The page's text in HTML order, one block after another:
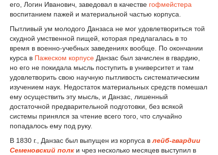
его, Логин Иванович, заведовал в качестве гофмейстера
воспитанием пажей и материальной частью корпуса.
Пытливый ум молодого Данзаса не мог удовлетвориться той
скудной умственной пищей, которая предлагалась в то
время в военно-учебных заведениях вообще. По окончании
курса в Пажеском корпусе Данзас был зачислен в гвардию,
но его не покидала мысль поступить в университет и там
удовлетворить свою научную пытливость систематическим
изучением наук. Недостаток материальных средств помешал
ему осуществить эту мысль, и Данзас, лишенный
достаточной предварительной подготовки, без всякой
системы принялся за чтение всего того, что случайно
попадалось ему под руку.
В 1830 г., Данзас был выпущен из корпуса влейб-гвардии
Семеновский полки чрез несколько месяцев выступил в